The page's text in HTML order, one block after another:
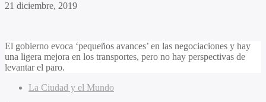
21 diciembre, 2019
El gobierno evoca ‘pequeños avances’ en las negociaciones y hay
una ligera mejora en los transportes, pero no hay perspectivas de
levantar el paro.
La Ciudad y el Mundo